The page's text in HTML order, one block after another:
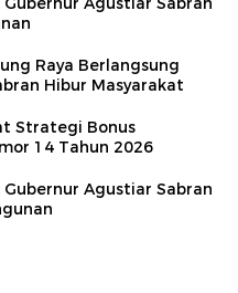
Raya Berlangsung
Hibur Masyarakat
Strategi Bonus
14 Tahun 2026
Agustiar Sabran